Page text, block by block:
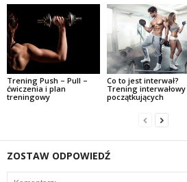
Trening Push – Pull –
ćwiczenia i plan
treningowy
Co to jest interwał?
Trening interwałowy
początkujących
ZOSTAW ODPOWIEDŹ